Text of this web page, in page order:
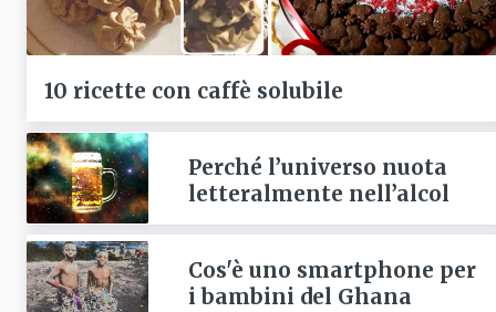
10 ricette con caffè solubile
Perché l’universo nuota
letteralmente nell’alcol
Cos'è uno smartphone per
i bambini del Ghana